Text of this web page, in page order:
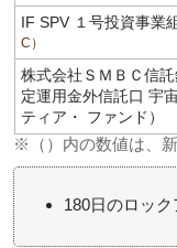
IF SPV １号投資事業
C
株式会社ＳＭＢＣ信
定運用金外信託口 宇
ティア・ ファンド）
※（）内の数値は、
180日のロッ